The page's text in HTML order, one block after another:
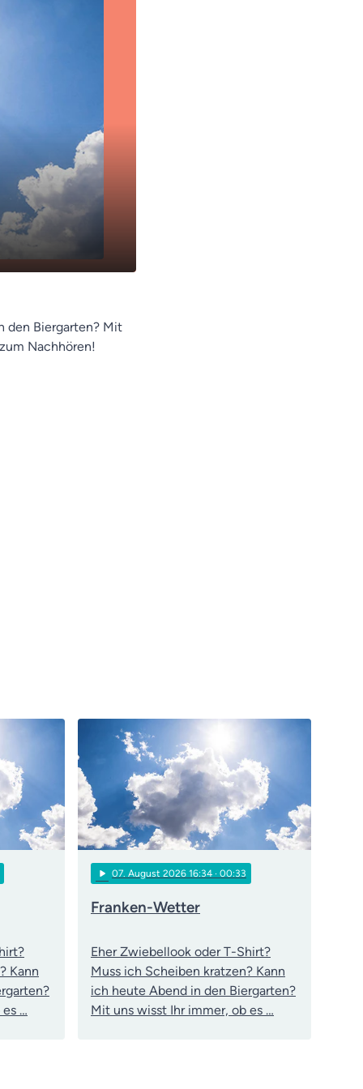
den Biergarten? Mit
Nachhören!
Kann
…
play_arrow 07. August 2026 16:34 · 00:33
Franken-Wetter
Eher Zwiebellook oder T-Shirt?
Muss ich Scheiben kratzen? Kann
ich heute Abend in den Biergarten?
Mit uns wisst Ihr immer, ob es …